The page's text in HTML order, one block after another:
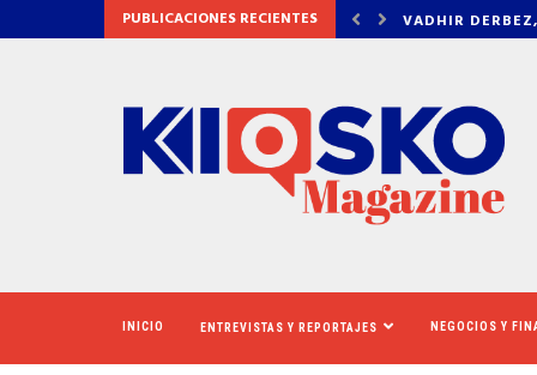
PUBLICACIONES RECIENTES
ROB SCHNEIDER, PAULINA DÁVILA Y CHRISTAN...DUDAMEL
INICIO ENTREVISTAS Y REPORTAJES NEGOCIOS Y